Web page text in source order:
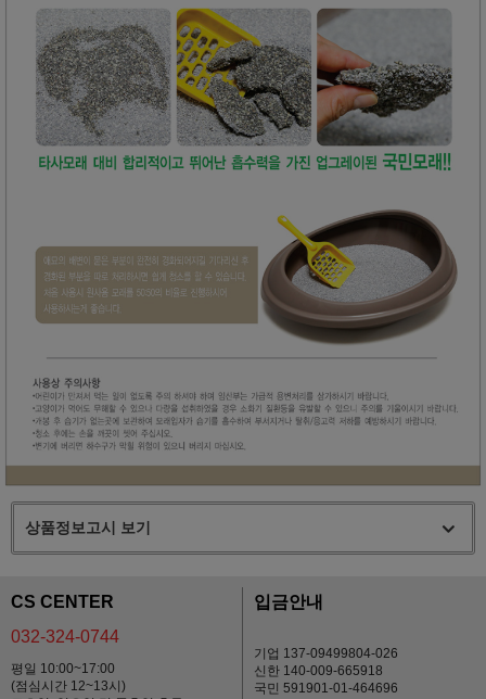
상품정보고시 보기
CS CENTER
032-324-0744
평일 10:00~17:00
(점심시간 12~13시)
입금안내
기업 137-09499804-026
신한 140-009-665918
국민 591901-01-464696